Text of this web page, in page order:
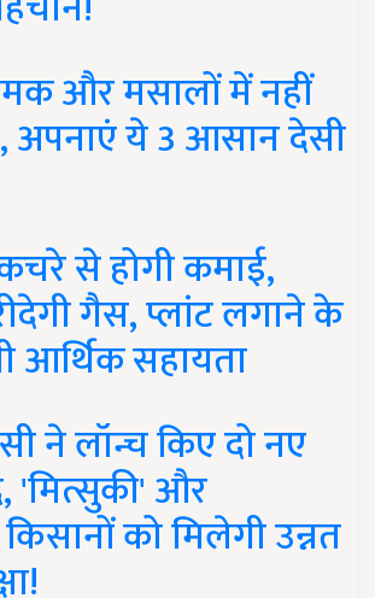
और मसालों में नहीं
अपनाएं ये 3 आसान देसी
से होगी कमाई,
गैस, प्लांट लगाने के
आर्थिक सहायता
ने लॉन्च किए दो नए
'मित्सुकी' और
को मिलेगी उन्नत